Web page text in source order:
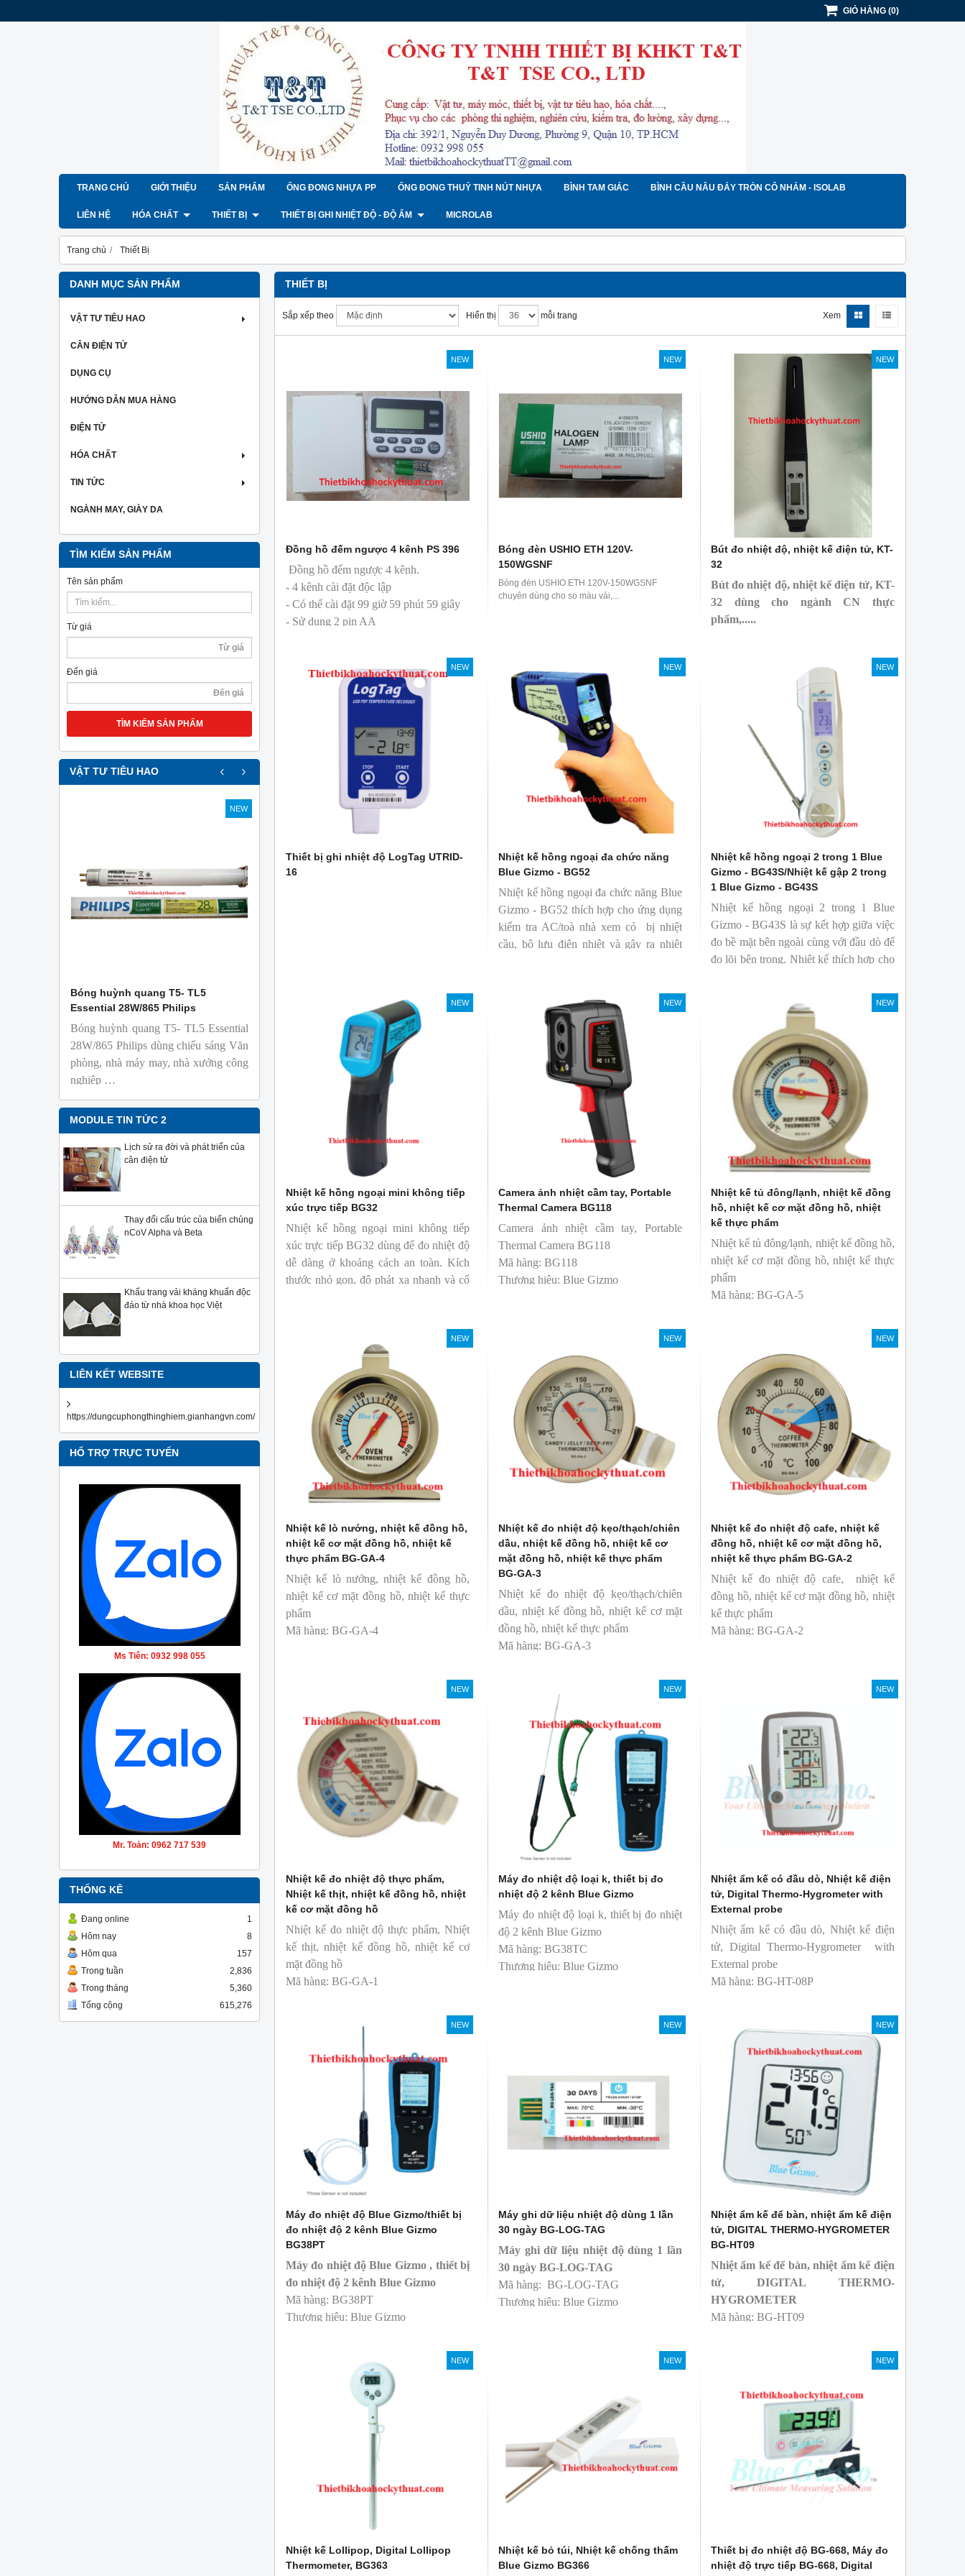
GIỎ HÀNG (0)
TRANG CHỦ GIỚI THIỆU SẢN PHẨM ỐNG ĐONG NHỰA PP ỐNG ĐONG THUỶ TINH NÚT NHỰA BÌNH TAM GIÁC BÌNH CẦU NÂU ĐÁY TRÒN CỔ NHÁM - ISOLAB
LIÊN HỆ HÓA CHẤT THIẾT BỊ THIẾT BỊ GHI NHIỆT ĐỘ - ĐỘ ẨM MICROLAB
Trang chủ Thiết Bị
DANH MỤC SẢN PHẨM
VẬT TƯ TIÊU HAO
CÂN ĐIỆN TỬ
DỤNG CỤ
HƯỚNG DẪN MUA HÀNG
ĐIỆN TỬ
HÓA CHẤT
TIN TỨC
NGÀNH MAY, GIÀY DA
TÌM KIẾM SẢN PHẨM
Tên sản phẩm
Từ giá
Đến giá
TÌM KIẾM SẢN PHẨM
VẬT TƯ TIÊU HAO
NEW
Bóng huỳnh quang T5- TL5
Essential 28W/865 Philips
Bóng huỳnh quang T5- TL5 Essential
28W/865 Philips dùng chiếu sáng Văn
phòng, nhà máy may, nhà xưởng công
nghiệp …
Bóng đèn soi màu TL-D 90 Graphica
TL-D 90 Graphica 18W/965 mô
phỏng tương đương với ánh sáng tự
Với độ hoàn màu cực cao nên được
sử dụng để So Màu, Kiểm Màu
Sản phẩm được sản xuất bởi hãng
Philips, xuất xứ Ba lan
NEW
Bóng đèn soi màu TL-D 90 Graphica
18W/950 T8 Philips
TL-D 90 Graphica 18W/950 mô
phỏng tương đương với ánh sáng tự
Với độ hoàn màu cực cao nên được
sử dụng để So Màu, Kiểm Màu
Sản phẩm được sản xuất bởi hãng
NEW
Bóng đèn soi màu TL-D 36W BLB
Philips
Bóng TL-D 36W BLB là bóng phát
ra tia UVA , ánh sáng xanh tím,
bước sóng 300-400nm
Sản phẩm được sản xuất bởi hãng
Bóng đèn so màu
36W/965 Philips
‹ ›
MODULE TIN TỨC 2
Lịch sử ra đời và phát triển của
cân điện tử
Thay đổi cấu trúc của biến chủng
nCoV Alpha và Beta
Khẩu trang vải kháng khuẩn độc
đáo từ nhà khoa học Việt
LIÊN KẾT WEBSITE
https://dungcuphongthinghiem.gianhangvn.com/
HỔ TRỢ TRỰC TUYẾN
Ms Tiên: 0932 998 055
Mr. Toản: 0962 717 539
THỐNG KÊ
Đang online
1
Hôm nay
8
Hôm qua
157
Trong tuần
2,836
Trong tháng
5,360
Tổng cộng
615,276
THIẾT BỊ
Sắp xếp theo Hiển thị mỗi trang Xem
NEW
Đồng hồ đếm ngược 4 kênh PS 396
Đồng hồ đếm ngược 4 kênh.
- 4 kênh cài đặt độc lập
- Có thể cài đặt 99 giờ 59 phút 59 giây
- Sử dụng 2 pin AA
NEW
Bóng đèn USHIO ETH 120V-
150WGSNF
Bóng đèn USHIO ETH 120V-150WGSNF
chuyên dùng cho so màu vải,...
NEW
Bút đo nhiệt độ, nhiệt kế điện tử, KT-
32
Bút đo nhiệt độ, nhiệt kế điện tử, KT-
32 dùng cho ngành CN thực
phẩm,.....
NEW
Thiết bị ghi nhiệt độ LogTag UTRID-
16
NEW
Nhiệt kế hồng ngoại đa chức năng
Blue Gizmo - BG52
Nhiệt kế hồng ngoại đa chức năng Blue
Gizmo - BG52 thích hợp cho ứng dụng
kiểm tra AC/toà nhà xem có bị nhiệt
cầu, bộ lưu điện nhiệt và gây ra nhiệt
NEW
Nhiệt kế hồng ngoại 2 trong 1 Blue
Gizmo - BG43S/Nhiệt kế gập 2 trong
1 Blue Gizmo - BG43S
Nhiệt kế hồng ngoại 2 trong 1 Blue
Gizmo - BG43S là sự kết hợp giữa việc
đo bề mặt bên ngoài cùng với đầu dò để
đo lõi bên trong. Nhiệt kế thích hợp cho
NEW
Nhiệt kế hồng ngoại mini không tiếp
xúc trực tiếp BG32
Nhiệt kế hồng ngoại mini không tiếp
xúc trực tiếp BG32 dùng để đo nhiệt độ
dễ dàng ở khoảng cách an toàn. Kích
thước nhỏ gọn, độ phát xạ nhanh và cố
NEW
Camera ảnh nhiệt cầm tay, Portable
Thermal Camera BG118
Camera ảnh nhiệt cầm tay, Portable
Thermal Camera BG118
Mã hàng: BG118
Thương hiệu: Blue Gizmo
NEW
Nhiệt kế tủ đông/lạnh, nhiệt kế đồng
hồ, nhiệt kế cơ mặt đồng hồ, nhiệt
kế thực phẩm
Nhiệt kế tủ đông/lạnh, nhiệt kế đồng hồ,
nhiệt kế cơ mặt đồng hồ, nhiệt kế thực
phẩm
Mã hàng: BG-GA-5
NEW
Nhiệt kế lò nướng, nhiệt kế đồng hồ,
nhiệt kế cơ mặt đồng hồ, nhiệt kế
thực phẩm BG-GA-4
Nhiệt kế lò nướng, nhiệt kế đồng hồ,
nhiệt kế cơ mặt đồng hồ, nhiệt kế thực
phẩm
Mã hàng: BG-GA-4
NEW
Nhiệt kế đo nhiệt độ kẹo/thạch/chiên
dầu, nhiệt kế đồng hồ, nhiệt kế cơ
mặt đồng hồ, nhiệt kế thực phẩm
BG-GA-3
Nhiệt kế đo nhiệt độ kẹo/thạch/chiên
dầu, nhiệt kế đồng hồ, nhiệt kế cơ mặt
đồng hồ, nhiệt kế thực phẩm
Mã hàng: BG-GA-3
NEW
Nhiệt kế đo nhiệt độ cafe, nhiệt kế
đồng hồ, nhiệt kế cơ mặt đồng hồ,
nhiệt kế thực phẩm BG-GA-2
Nhiệt kế đo nhiệt độ cafe, nhiệt kế
đồng hồ, nhiệt kế cơ mặt đồng hồ, nhiệt
kế thực phẩm
Mã hàng: BG-GA-2
NEW
Nhiệt kế đo nhiệt độ thực phẩm,
Nhiệt kế thịt, nhiệt kế đồng hồ, nhiệt
kế cơ mặt đồng hồ
Nhiệt kế đo nhiệt độ thực phẩm, Nhiệt
kế thịt, nhiệt kế đồng hồ, nhiệt kế cơ
mặt đồng hồ
Mã hàng: BG-GA-1
NEW
Máy đo nhiệt độ loại k, thiết bị đo
nhiệt độ 2 kênh Blue Gizmo
Máy đo nhiệt độ loại k, thiết bị đo nhiệt
độ 2 kênh Blue Gizmo
Mã hàng: BG38TC
Thương hiệu: Blue Gizmo
NEW
Nhiệt ẩm kế có đầu dò, Nhiệt kế điện
tử, Digital Thermo-Hygrometer with
External probe
Nhiệt ẩm kế có đầu dò, Nhiệt kế điện
tử, Digital Thermo-Hygrometer with
External probe
Mã hàng: BG-HT-08P
NEW
Máy đo nhiệt độ Blue Gizmo/thiết bị
đo nhiệt độ 2 kênh Blue Gizmo
BG38PT
Máy đo nhiệt độ Blue Gizmo , thiết bị
đo nhiệt độ 2 kênh Blue Gizmo
Mã hàng: BG38PT
Thương hiệu: Blue Gizmo
NEW
Máy ghi dữ liệu nhiệt độ dùng 1 lần
30 ngày BG-LOG-TAG
Máy ghi dữ liệu nhiệt độ dùng 1 lần
30 ngày BG-LOG-TAG
Mã hàng: BG-LOG-TAG
Thương hiệu: Blue Gizmo
NEW
Nhiệt ẩm kế để bàn, nhiệt ẩm kế điện
tử, DIGITAL THERMO-HYGROMETER
BG-HT09
Nhiệt ẩm kế để bàn, nhiệt ẩm kế điện
tử, DIGITAL THERMO-
HYGROMETER
Mã hàng: BG-HT09
NEW
Nhiệt kế Lollipop, Digital Lollipop
Thermometer, BG363
NEW
Nhiệt kế bỏ túi, Nhiệt kế chống thấm
Blue Gizmo BG366
NEW
Thiết bị đo nhiệt độ BG-668, Máy đo
nhiệt độ trực tiếp BG-668, Digital